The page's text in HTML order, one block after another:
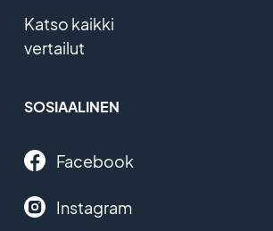
Katso kaikki
vertailut
SOSIAALINEN
Facebook
Instagram